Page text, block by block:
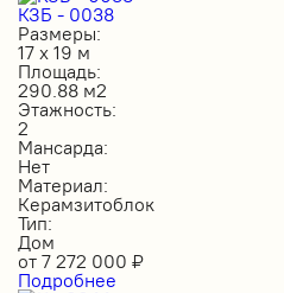
КЗБ - 0038
Размеры:
17 х 19 м
Площадь:
290.88 м2
Этажность:
2
Мансарда:
Нет
Материал:
Керамзитоблок
Тип:
Дом
от 7 272 000 ₽
Подробнее